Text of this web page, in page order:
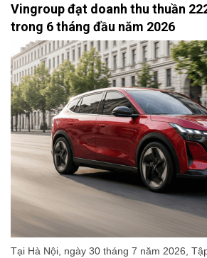
Vingroup đạt doanh thu thuần
trong 6 tháng đầu năm 2026
Tại Hà Nội, ngày 30 tháng 7 năm 2026,